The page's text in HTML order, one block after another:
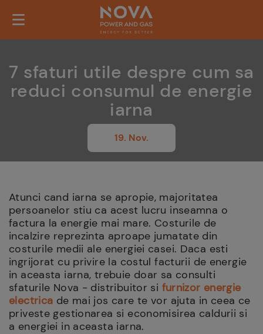
7 sfaturi utile despre cum sa
reduci consumul de energie
iarna
19. Nov.
Atunci cand iarna se apropie, majoritatea
persoanelor stiu ca acest lucru inseamna o
factura la energie mai mare. Costurile de
incalzire reprezinta aproape jumatate din
costurile medii ale energiei casei. Daca esti
ingrijorat cu privire la costul facturii de energie
in aceasta iarna, trebuie doar sa consulti
sfaturile Nova - distribuitor si furnizor energie
electrica de mai jos care te vor ajuta in ceea ce
priveste gestionarea si economisirea caldurii si
a energiei in aceasta iarna.